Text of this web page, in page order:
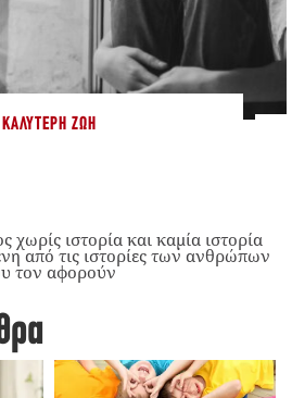
ΚΑΛΎΤΕΡΗ ΖΩΉ
ιστορία και καμία ιστορία
από τις ιστορίες των ανθρώπων
τον αφορούν